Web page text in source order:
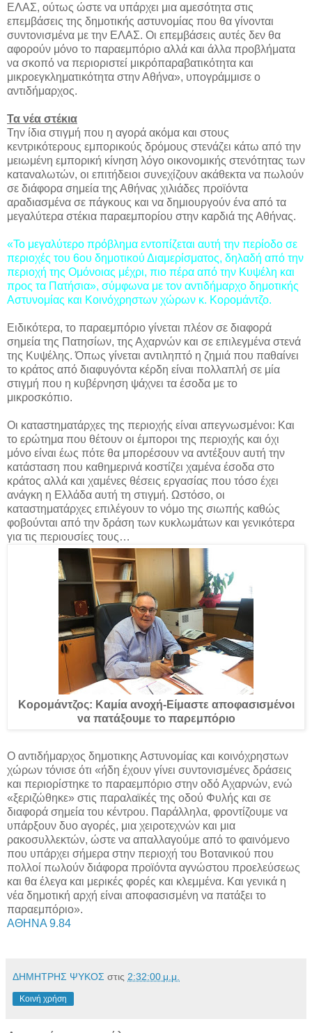
ΕΛΑΣ, ούτως ώστε να υπάρχει μια αμεσότητα στις
επεμβάσεις της δημοτικής αστυνομίας που θα γίνονται
συντονισμένα με την ΕΛΑΣ. Οι επεμβάσεις αυτές δεν θα
αφορούν μόνο το παραεμπόριο αλλά και άλλα προβλήματα
να σκοπό να περιοριστεί μικρόπαραβατικότητα και
μικροεγκληματικότητα στην Αθήνα», υπογράμμισε ο
αντιδήμαρχος.
Τα νέα στέκια
Την ίδια στιγμή που η αγορά ακόμα και στους
κεντρικότερους εμπορικούς δρόμους στενάζει κάτω από την
μειωμένη εμπορική κίνηση λόγο οικονομικής στενότητας των
καταναλωτών, οι επιτήδειοι συνεχίζουν ακάθεκτα να πωλούν
σε διάφορα σημεία της Αθήνας χιλιάδες προϊόντα
αραδιασμένα σε πάγκους και να δημιουργούν ένα από τα
μεγαλύτερα στέκια παραεμπορίου στην καρδιά της Αθήνας.
«Το μεγαλύτερο πρόβλημα εντοπίζεται αυτή την περίοδο σε
περιοχές του 6ου δημοτικού Διαμερίσματος, δηλαδή από την
περιοχή της Ομόνοιας μέχρι, πιο πέρα από την Κυψέλη και
προς τα Πατήσια», σύμφωνα με τον αντιδήμαρχο δημοτικής
Αστυνομίας και Κοινόχρηστων χώρων κ. Κορομάντζο.
Ειδικότερα, το παραεμπόριο γίνεται πλέον σε διαφορά
σημεία της Πατησίων, της Αχαρνών και σε επιλεγμένα στενά
της Κυψέλης. Όπως γίνεται αντιληπτό η ζημιά που παθαίνει
το κράτος από διαφυγόντα κέρδη είναι πολλαπλή σε μία
στιγμή που η κυβέρνηση ψάχνει τα έσοδα με το
μικροσκόπιο.
Οι καταστηματάρχες της περιοχής είναι απεγνωσμένοι: Και
το ερώτημα που θέτουν οι έμποροι της περιοχής και όχι
μόνο είναι έως πότε θα μπορέσουν να αντέξουν αυτή την
κατάσταση που καθημερινά κοστίζει χαμένα έσοδα στο
κράτος αλλά και χαμένες θέσεις εργασίας που τόσο έχει
ανάγκη η Ελλάδα αυτή τη στιγμή. Ωστόσο, οι
καταστηματάρχες επιλέγουν το νόμο της σιωπής καθώς
φοβούνται από την δράση των κυκλωμάτων και γενικότερα
για τις περιουσίες τους…
Κορομάντζος: Καμία ανοχή-Είμαστε αποφασισμένοι
να πατάξουμε το παρεμπόριο
Ο αντιδήμαρχος δημοτικης Αστυνομίας και κοινόχρηστων
χώρων τόνισε ότι «ήδη έχουν γίνει συντονισμένες δράσεις
και περιορίστηκε το παραεμπόριο στην οδό Αχαρνών, ενώ
«ξεριζώθηκε» στις παραλαϊκές της οδού Φυλής και σε
διαφορά σημεία του κέντρου. Παράλληλα, φροντίζουμε να
υπάρξουν δυο αγορές, μια χειροτεχνών και μια
ρακοσυλλεκτών, ώστε να απαλλαγούμε από το φαινόμενο
που υπάρχει σήμερα στην περιοχή του Βοτανικού που
πολλοί πωλούν διάφορα προϊόντα αγνώστου προελεύσεως
και θα έλεγα και μερικές φορές και κλεμμένα. Και γενικά η
νέα δημοτική αρχή είναι αποφασισμένη να πατάξει το
παραεμπόριο».
ΑΘΗΝΑ 9.84
ΔΗΜΗΤΡΗΣ ΨΥΚΟΣ στις 2:32:00 μ.μ.
Κοινή χρήση